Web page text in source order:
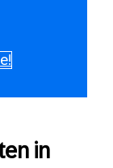
in